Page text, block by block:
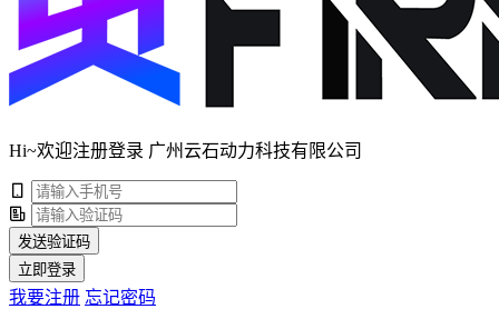
Hi~欢迎注册登录 广州云石动力科技有限公司
发送验证码
立即登录
我要注册 忘记密码